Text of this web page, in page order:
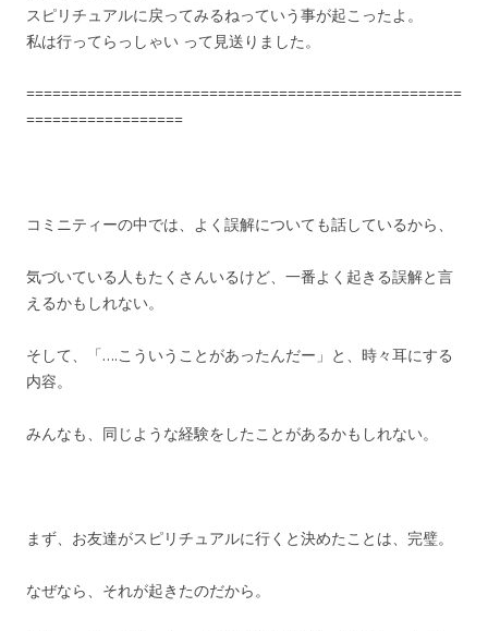
スピリチュアルに戻ってみるねっていう事が起こったよ。
私は行ってらっしゃい って見送りました。
==================================================
==================
コミニティーの中では、よく誤解についても話しているから、
気づいている人もたくさんいるけど、一番よく起きる誤解と言
えるかもしれない。
そして、「….こういうことがあったんだー」と、時々耳にする
内容。
みんなも、同じような経験をしたことがあるかもしれない。
まず、お友達がスピリチュアルに行くと決めたことは、完璧。
なぜなら、それが起きたのだから。